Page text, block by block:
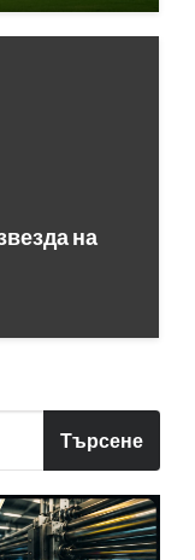
на
Търсене